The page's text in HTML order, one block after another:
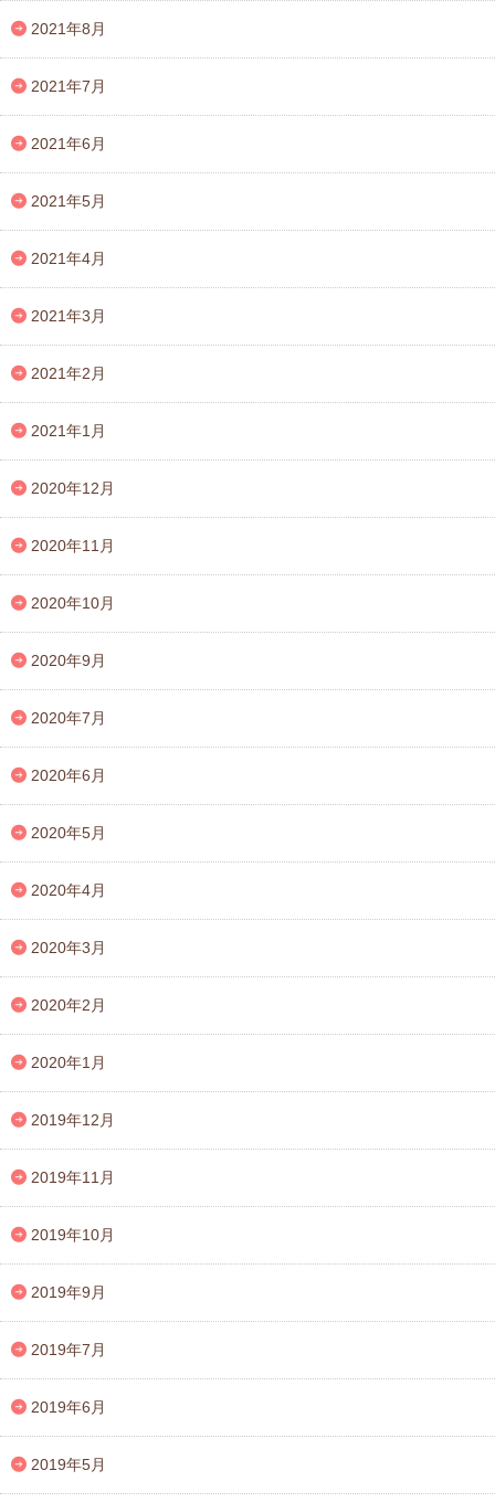
2021年8月
2021年7月
2021年6月
2021年5月
2021年4月
2021年3月
2021年2月
2021年1月
2020年12月
2020年11月
2020年10月
2020年9月
2020年7月
2020年6月
2020年5月
2020年4月
2020年3月
2020年2月
2020年1月
2019年12月
2019年11月
2019年10月
2019年9月
2019年7月
2019年6月
2019年5月